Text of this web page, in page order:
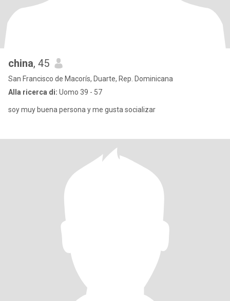
china, 45
San Francisco de Macorís, Duarte, Rep. Dominicana
Alla ricerca di: Uomo 39 - 57
soy muy buena persona y me gusta socializar